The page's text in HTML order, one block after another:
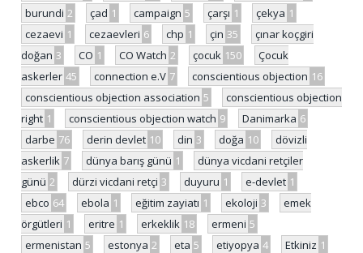
burundi 2 çad 1 campaign 5 çarşı 1 çekya 1
cezaevi 1 cezaevleri 6 chp 1 çin 35
çınar koçgiri
doğan 3 CO 1 CO Watch 2 çocuk 150
Çocuk
askerler 45 connection e.V 7 conscientious objection 16
conscientious objection association 5
conscientious objection
right 1 conscientious objection watch 9 Danimarka 6
darbe 76 derin devlet 10 din 3 doğa 10
dövizli
askerlik 7 dünya barış günü 1
dünya vicdani retçiler
günü 2 dürzi vicdani retçi 3 duyuru 1 e-devlet 1
ebco 64 ebola 1 eğitim zayiatı 1 ekoloji 3
emek
örgütleri 1 eritre 1 erkeklik 18 ermeni 5
ermenistan 5 estonya 2 eta 5 etiyopya 4 Etkiniz 1